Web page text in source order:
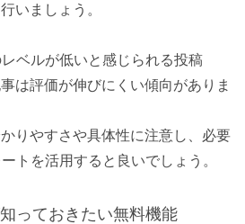
いましょう。
ベルが低いと感じられる投稿
は評価が伸びにくい傾向がありま
りやすさや具体性に注意し、必要
トを活用すると良いでしょう。
っておきたい無料機能